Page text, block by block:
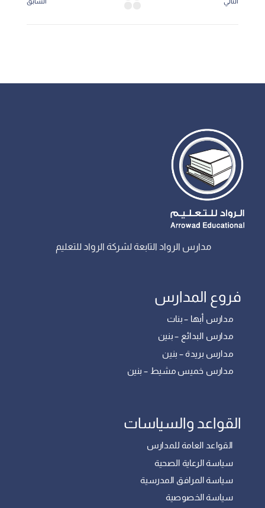
مدارس الرواد التابعة لشركة الرواد للتعليم
فروع المدارس
مدارس أبها – بنات
مدارس البدائع – بنين
مدارس بريدة – بنين
مدارس خميس مشيط – بنين
القواعد والسياسات
القواعد العامة للمدارس
سياسة الرعاية الصحية
سياسة المرافق المدرسية
سياسة الخصوصية